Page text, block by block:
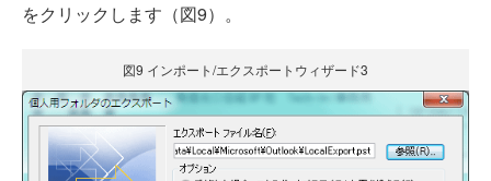
をクリックします（図9）。
図9 インポート/エクスポートウィザード3